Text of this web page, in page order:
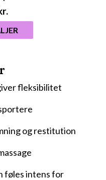
fleksibilitet
og restitution
føles intens for